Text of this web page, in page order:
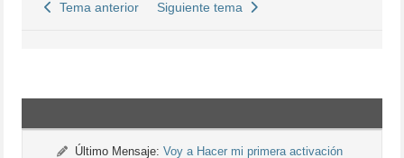
Tema anterior Siguiente tema
Último Mensaje: Voy a Hacer mi primera activación